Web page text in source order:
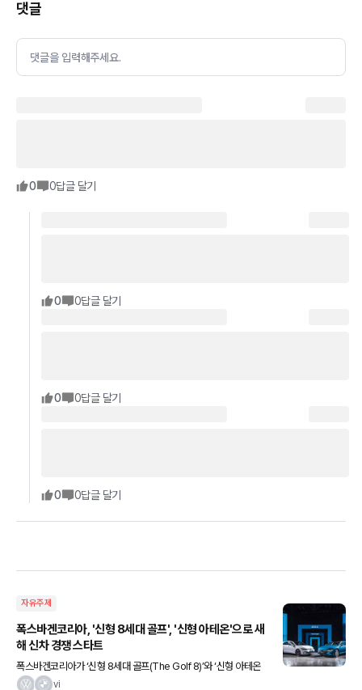
댓글
댓글을 입력해주세요.
0 0답글 달기
0 0답글 달기
0 0답글 달기
0 0답글 달기
자유주제
폭스바겐코리아, '신형 8세대 골프', '신형 아테온'으로 새
해 신차 경쟁 스타트
폭스바겐코리아가 ‘신형 8세대 골프(The Golf 8)’와 ‘신형 아테온
(The new Arteon)’ 등 브랜드의 핵심 모델 2종을 동시 출시하며 2
vi